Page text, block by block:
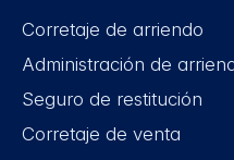
Corretaje de arriendo
Administración de
Seguro de restitución
Corretaje de venta